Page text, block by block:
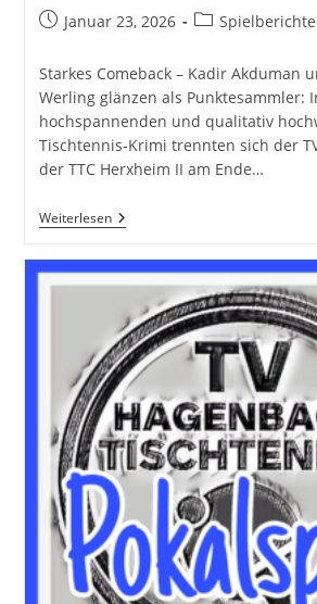
BeitragJanuar 23, 2026
Beitrags-
Spielberichte
Starkes Comeback – Kadir Akduman
Werling glänzen als Punktesammler:
hochspannenden und qualitativ
Tischtennis-Krimi trennten sich der
der TTC Herxheim II am Ende…
WeiterlesenTV
Hagenbach
TTC
Herxheim
Ein
Leistungsgerechtes
8:8-
Unentschieden
Ab